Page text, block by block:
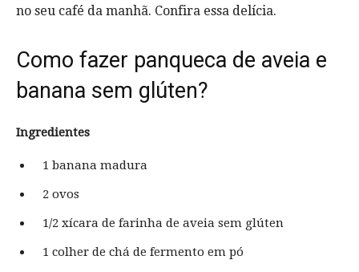
no seu café da manhã. Confira essa delícia.
Como fazer panqueca de aveia e
banana sem glúten?
Ingredientes
1 banana madura
2 ovos
1/2 xícara de farinha de aveia sem glúten
1 colher de chá de fermento em pó